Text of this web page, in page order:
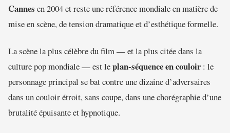
Cannes en 2004 et reste une référence mondiale en matière de
mise en scène, de tension dramatique et d’esthétique formelle.
La scène la plus célèbre du film — et la plus citée dans la
culture pop mondiale — est leplan-séquence en couloir: le
personnage principal se bat contre une dizaine d’adversaires
dans un couloir étroit, sans coupe, dans une chorégraphie d’une
brutalité épuisante et hypnotique.